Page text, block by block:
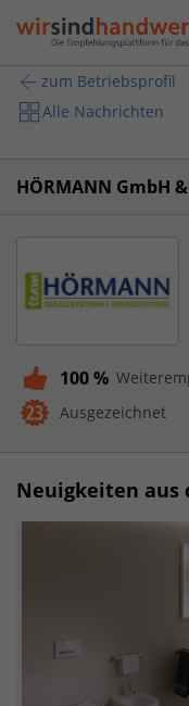
zum Betriebsprofil
Alle Nachrichten
HÖRMANN GmbH
100 %
Ausgezeichnet
Neuigkeiten aus